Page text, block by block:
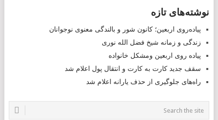
POSTS
NAVIGATION
نوشته‌های تازه
پیاده‌روی اربعین؛ کانون شور و بالندگی معنوی نوجوانان
زندگی و زمانه شیخ فضل الله نوری
پیاده روی اربعین ومشکل خانواده
سقف جدید کارت به کارت و انتقال پول اعلام شد
راه‌های جلوگیری از حذف یارانه اعلام شد